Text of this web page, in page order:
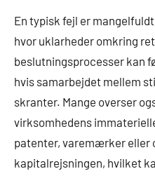
En typisk fejl er
hvor uklarheder omkring
beslutningsprocesser kan
hvis samarbejdet mellem
skranter. Mange overser
virksomhedens
patenter, varemærker eller
kapitalrejsningen, hvilket